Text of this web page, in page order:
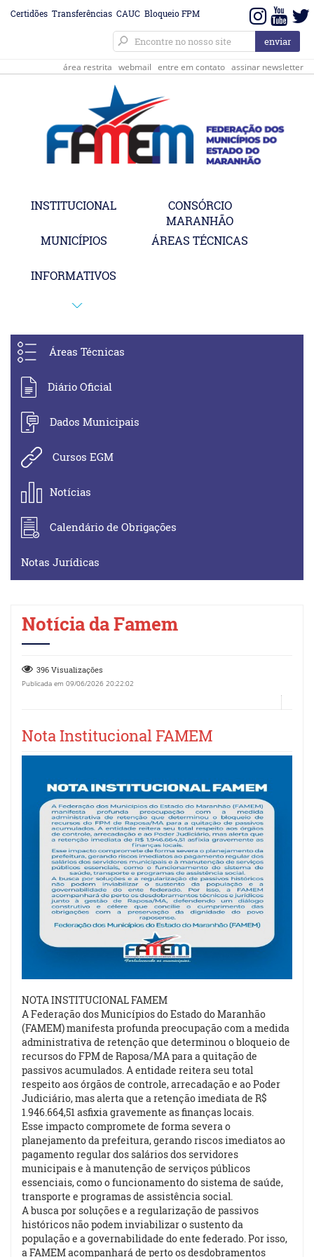
Certidões Transferências CAUC Bloqueio FPM
área restrita webmail entre em contato assinar newsletter
INSTITUCIONAL
CONSÓRCIO
MARANHÃO
MUNICÍPIOS
ÁREAS TÉCNICAS
INFORMATIVOS
Áreas Técnicas
Diário Oficial
Dados Municipais
Cursos EGM
Notícias
Calendário de Obrigações
Notas Jurídicas
Notícia da Famem
396 Visualizações
Publicada em 09/06/2026 20:22:02
Nota Institucional FAMEM
NOTA INSTITUCIONAL FAMEM
A Federação dos Municípios do Estado do Maranhão
(FAMEM) manifesta profunda preocupação com a medida
administrativa de retenção que determinou o bloqueio de
recursos do FPM de Raposa/MA para a quitação de
passivos acumulados. A entidade reitera seu total
respeito aos órgãos de controle, arrecadação e ao Poder
Judiciário, mas alerta que a retenção imediata de R$
1.946.664,51 asfixia gravemente as finanças locais.
Esse impacto compromete de forma severa o
planejamento da prefeitura, gerando riscos imediatos ao
pagamento regular dos salários dos servidores
municipais e à manutenção de serviços públicos
essenciais, como o funcionamento do sistema de saúde,
transporte e programas de assistência social.
A busca por soluções e a regularização de passivos
históricos não podem inviabilizar o sustento da
população e a governabilidade do ente federado. Por isso,
a FAMEM acompanhará de perto os desdobramentos